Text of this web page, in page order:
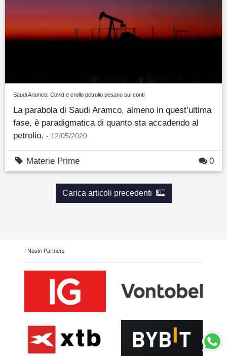
Saudi Aramco: Covid e crollo petrolio pesano sui conti
La parabola di Saudi Aramco, almeno in quest’ultima
fase, è paradigmatica di quanto sta accadendo al
petrolio. - 12/05/2020
Materie Prime 0
Carica articoli precedenti
I Nostri Partners